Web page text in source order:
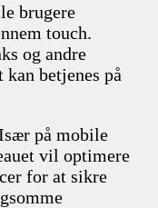
brugere
touch.
og andre
betjenes på
på mobile
vil optimere
for at sikre